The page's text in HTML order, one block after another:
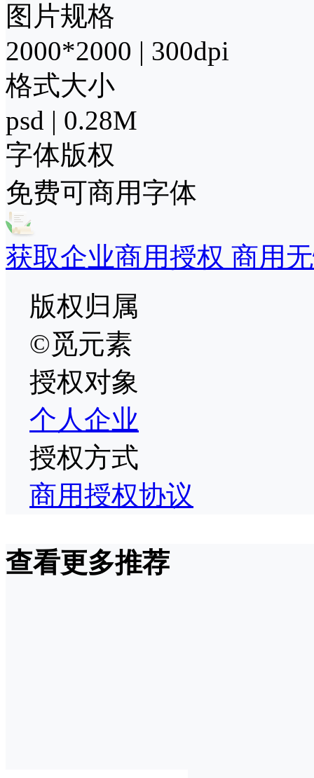
图片规格
2000*2000 | 300dpi
格式大小
psd | 0.28M
字体版权
免费可商用字体
获取企业商用授权 商用
版权归属
©觅元素
授权对象
个人企业
授权方式
商用授权协议
查看更多推荐